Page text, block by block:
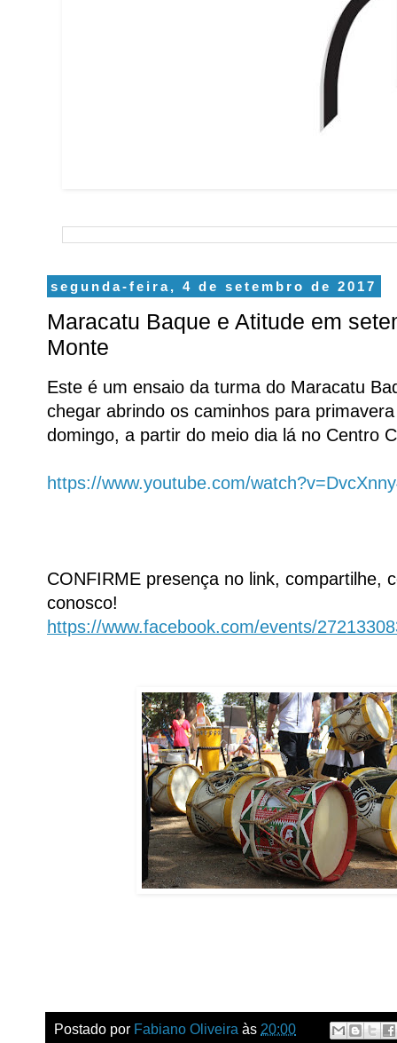
segunda-feira, 4 de setembro de 2017
Maracatu Baque e Atitude em
Monte
Este é um ensaio da turma do Maracatu
chegar abrindo os caminhos para
domingo, a partir do meio dia lá no Centro
https://www.youtube.com/
CONFIRME presença no link, compartilhe,
conosco!
https://www.facebook.com/events/
Postado por Fabiano Oliveira às 20:00